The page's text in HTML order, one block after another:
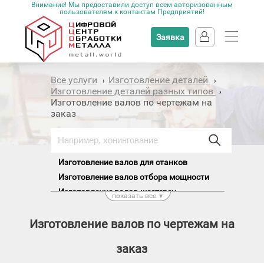
Внимание! Мы предоставили доступ всем авторизованным
пользователям к контактам Предприятий!
Заявка
Все услуги › Изготовление деталей ›
Изготовление деталей разных типов ›
Изготовление валов по чертежам на
заказ
Изготовление валов для станков
Изготовление валов отбора мощности
Изготовление валов-шестерен
Изготовление гребных валов
Изготовление коленчатых валов
показать все ▼
Изготовление валов по чертежам на
заказ